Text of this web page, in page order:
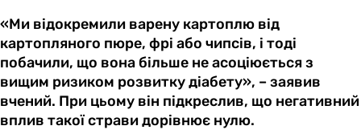
«Ми відокремили варену картоплю від
картопляного пюре, фрі або чипсів, і тоді
побачили, що вона більше не асоціюється з
вищим ризиком розвитку діабету», – заявив
вчений. При цьому він підкреслив, що негативний
вплив такої страви дорівнює нулю.